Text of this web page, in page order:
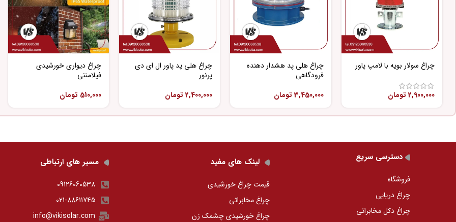
چراغ سولار بویه با لامپ پاور
2,900,000 تومان
چراغ هلی پد هشدار دهنده
فرودگاهی
3,450,000 تومان
چراغ هلی پد پاور ال ای دی
پرنور
2,400,000 تومان
چراغ دیواری خورشیدی
فیلامنتی
510,000 تومان
دسترسی سریع
فروشگاه
چراغ دریایی
چراغ دکل مخابراتی
لینک های مفید
قیمت چراغ خورشیدی
چراغ مخابراتی
چراغ خورشیدی چشمک زن
مسیر های ارتباطی
09126060538
021-88611745
info@vikisolar.com